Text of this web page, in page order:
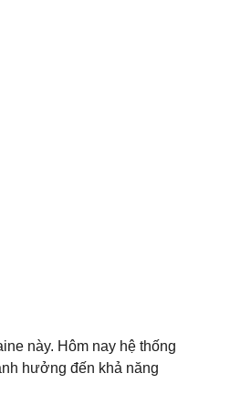
này. Hôm nay hệ thống
hưởng đến khả năng